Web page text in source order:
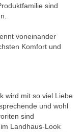
sind
voneinander
Komfort und
wird mit so viel Liebe
und wohl
sind
Landhaus-Look